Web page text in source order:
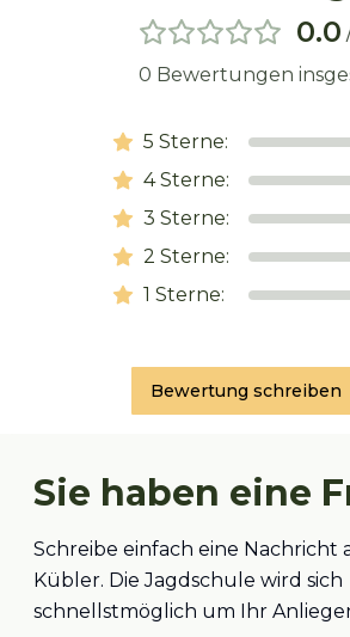
0.0
0 Bewertungen
5 Sterne:
4Sterne:
3 Sterne:
2 Sterne:
1 Sterne:
Bewertung schreiben
Sie haben eine
Schreibe einfach eine Nachricht
Kübler. Die Jagdschule wird sich
schnellstmöglich um Ihr